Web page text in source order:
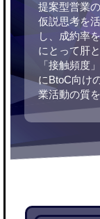
提案型営業
仮説思考を
し、成約率
にとって肝
「接触頻度
にBtoC向け
業活動の質